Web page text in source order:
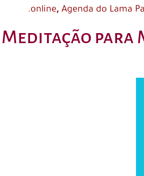
.online, Agenda do Lama
Meditação para